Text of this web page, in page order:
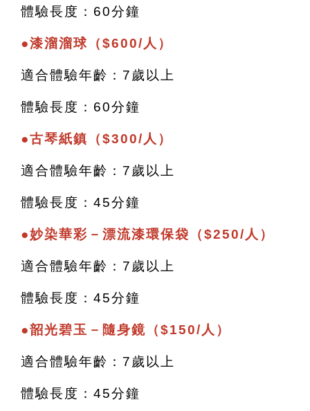
體驗長度：60分鐘
●漆溜溜球（$600/人）
適合體驗年齡：7歲以上
體驗長度：60分鐘
●古琴紙鎮（$300/人）
適合體驗年齡：7歲以上
體驗長度：45分鐘
●妙染華彩－漂流漆環保袋（$250/人）
適合體驗年齡：7歲以上
體驗長度：45分鐘
●韶光碧玉－隨身鏡（$150/人）
適合體驗年齡：7歲以上
體驗長度：45分鐘